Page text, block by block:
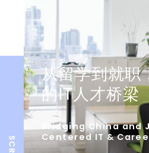
从留学到就职
的IT人才桥梁
Bridging China and
Centered IT &